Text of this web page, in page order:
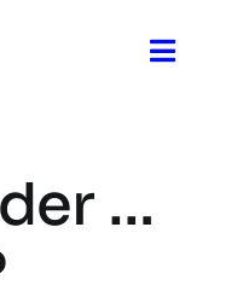
Toggle
Novatrend News
…